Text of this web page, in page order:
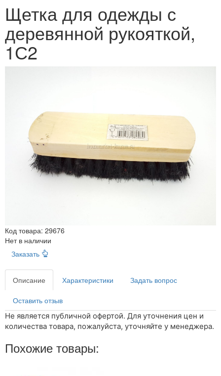
Щетка для одежды с
деревянной рукояткой,
1С2
Код товара: 29676
Нет в наличии
Заказать
Описание Характеристики Задать вопрос
Оставить отзыв
Не является публичной офертой. Для уточнения цен и
количества товара, пожалуйста, уточняйте у менеджера.
Похожие товары: